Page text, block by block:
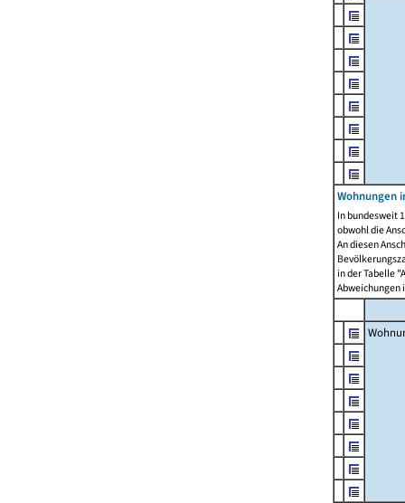
Wohnungen
In bundesweit
obwohl die
An diesen
in der Tabelle
Abweichungen